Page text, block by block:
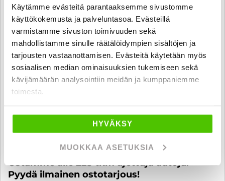
Käytämme evästeitä parantaaksemme sivustomme
käyttökokemusta ja palveluntasoa. Evästeillä
varmistamme sivuston toimivuuden sekä
mahdollistamme sinulle räätälöidympien sisältöjen ja
tarjousten vastaanottamisen. Evästeitä käytetään myös
sosiaalisen median ominaisuuksien tukemiseen sekä
kävijämäärän analysointiin meidän ja kumppaniemme
toimesta.
HYVÄKSY
MUOKKAA ASETUKSIA
Ostamme alle 225 tkm ajettuja autoja.
Pyydä ilmainen ostotarjous!